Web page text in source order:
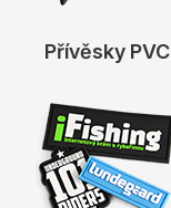
Přívěsky PVC